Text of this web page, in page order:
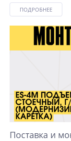
ПОДРОБНЕЕ
Поставка и